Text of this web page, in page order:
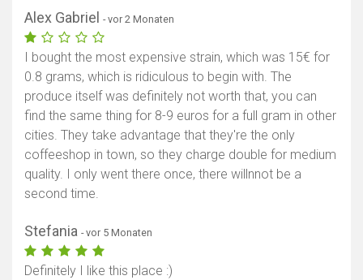
Alex Gabriel - vor 2 Monaten
I bought the most expensive strain, which was 15€ for
0.8 grams, which is ridiculous to begin with. The
produce itself was definitely not worth that, you can
find the same thing for 8-9 euros for a full gram in other
cities. They take advantage that they're the only
coffeeshop in town, so they charge double for medium
quality. I only went there once, there willnnot be a
second time.
Stefania - vor 5 Monaten
Definitely I like this place :)